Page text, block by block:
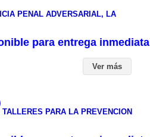
PENAL ADVERSARIAL, LA
para entrega inmediata
Ver más
PARA LA PREVENCION